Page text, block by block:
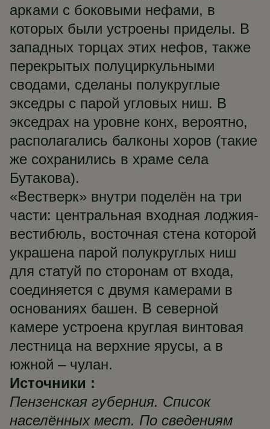
арками с боковыми нефами, в
которых были устроены приделы. В
западных торцах этих нефов, также
перекрытых полуциркульными
сводами, сделаны полукруглые
экседры с парой угловых ниш. В
экседрах на уровне конх, вероятно,
располагались балконы хоров (такие
же сохранились в храме села
Бутакова).
«Вестверк» внутри поделён на три
части: центральная входная лоджия-
вестибюль, восточная стена которой
украшена парой полукруглых ниш
для статуй по сторонам от входа,
соединяется с двумя камерами в
основаниях башен. В северной
камере устроена круглая винтовая
лестница на верхние ярусы, а в
южной – чулан.
Источники :
Пензенская губерния. Список
населённых мест. По сведениям